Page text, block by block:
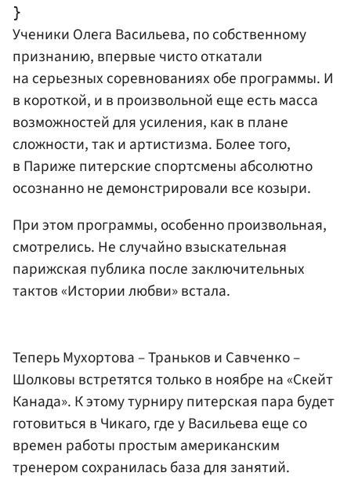
Ученики Олега Васильева, по собственному
признанию, впервые чисто откатали
на серьезных соревнованиях обе программы. И
в короткой, и в произвольной еще есть масса
возможностей для усиления, как в плане
сложности, так и артистизма. Более того,
в Париже питерские спортсмены абсолютно
осознанно не демонстрировали все козыри.
При этом программы, особенно произвольная,
смотрелись. Не случайно взыскательная
парижская публика после заключительных
тактов «Истории любви» встала.
Теперь Мухортова – Траньков и Савченко –
Шолковы встретятся только в ноябре на «Скейт
Канада». К этому турниру питерская пара будет
готовиться в Чикаго, где у Васильева еще со
времен работы простым американским
тренером сохранилась база для занятий.